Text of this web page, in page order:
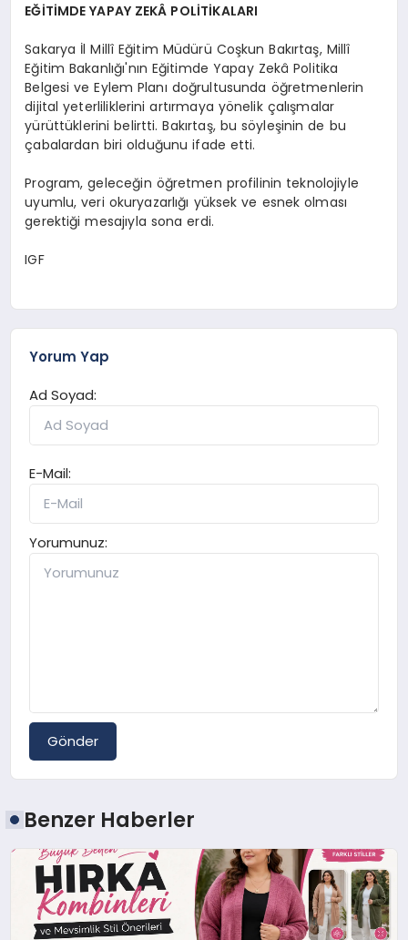
EĞİTİMDE YAPAY ZEKÂ POLİTİKALARI
Sakarya İl Millî Eğitim Müdürü Coşkun Bakırtaş, Millî
Eğitim Bakanlığı'nın Eğitimde Yapay Zekâ Politika
Belgesi ve Eylem Planı doğrultusunda öğretmenlerin
dijital yeterliliklerini artırmaya yönelik çalışmalar
yürüttüklerini belirtti. Bakırtaş, bu söyleşinin de bu
çabalardan biri olduğunu ifade etti.
Program, geleceğin öğretmen profilinin teknolojiyle
uyumlu, veri okuryazarlığı yüksek ve esnek olması
gerektiği mesajıyla sona erdi.
IGF
Yorum Yap
Ad Soyad:
E-Mail:
Yorumunuz:
Gönder
Benzer Haberler